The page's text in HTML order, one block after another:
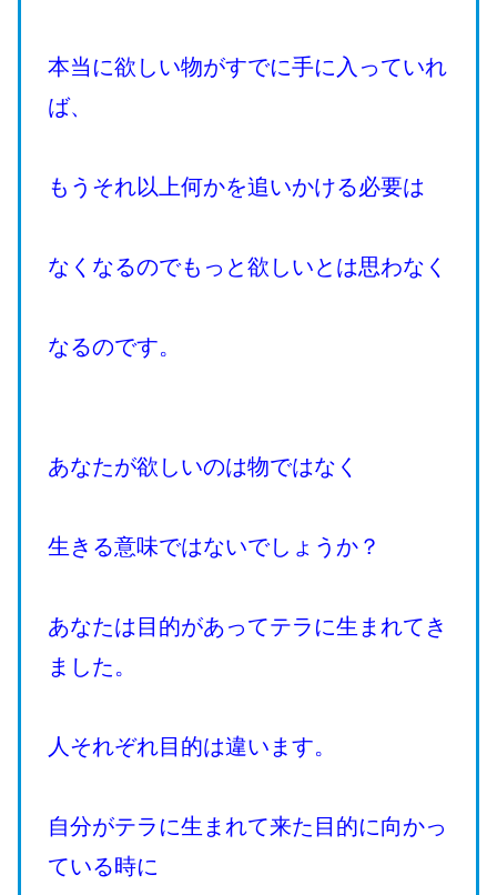
本当に欲しい物がすでに手に入っていれ
ば、
もうそれ以上何かを追いかける必要は
なくなるのでもっと欲しいとは思わなく
なるのです。
あなたが欲しいのは物ではなく
生きる意味ではないでしょうか？
あなたは目的があってテラに生まれてき
ました。
人それぞれ目的は違います。
自分がテラに生まれて来た目的に向かっ
ている時に